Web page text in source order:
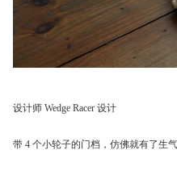
设计师 Wedge Racer 设计
带 4 个小轮子的门档，仿佛就有了生